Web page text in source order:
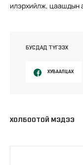
илэрхийлж, цаашдын
БУСДАД ТҮГЭЭХ
ХУВААЛЦАХ
ХОЛБООТОЙ МЭДЭЭ